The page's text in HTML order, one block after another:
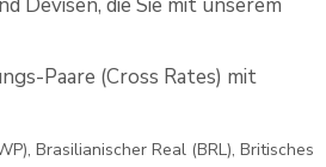
Paare (Cross Rates) mit
Brasilianischer Real (BRL), Britisches